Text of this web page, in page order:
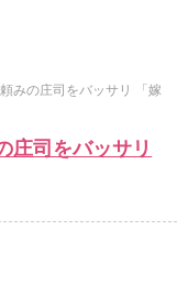
みの庄司をバッサリ 「嫁
庄司をバッサリ